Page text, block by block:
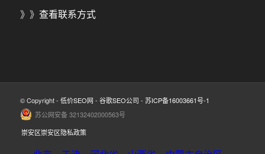
》》 查看联系方式
© Copyright - 低价SEO网 - 谷歌SEO公司 - 苏ICP备16003661号-1
苏公网安备 32132402000563号
崇安区崇安区隐私政策